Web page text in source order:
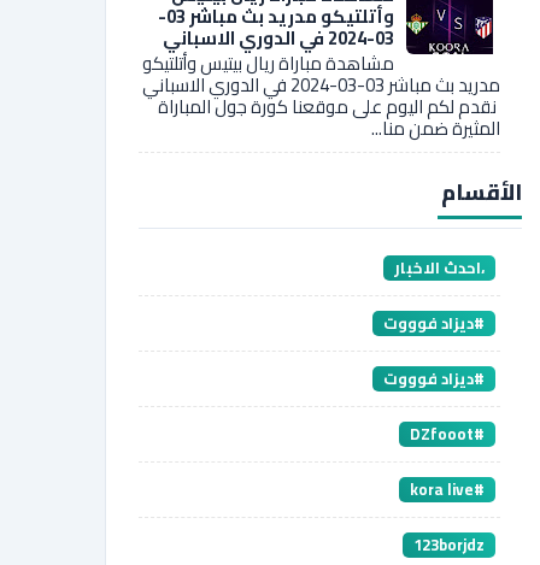
وأتلتيكو مدريد بث مباشر 03-
03-2024 في الدوري الاسباني
مشاهدة مباراة ريال بيتيس وأتلتيكو
مدريد بث مباشر 03-03-2024 في الدوري الاسباني
نقدم لكم اليوم على موقعنا كورة جول المباراة
المثيرة ضمن منا...
الأقسام
،احدث الاخبار
#ديزاد فوووت
#ديزاد فوووت
#DZfooot
#kora live
123borjdz